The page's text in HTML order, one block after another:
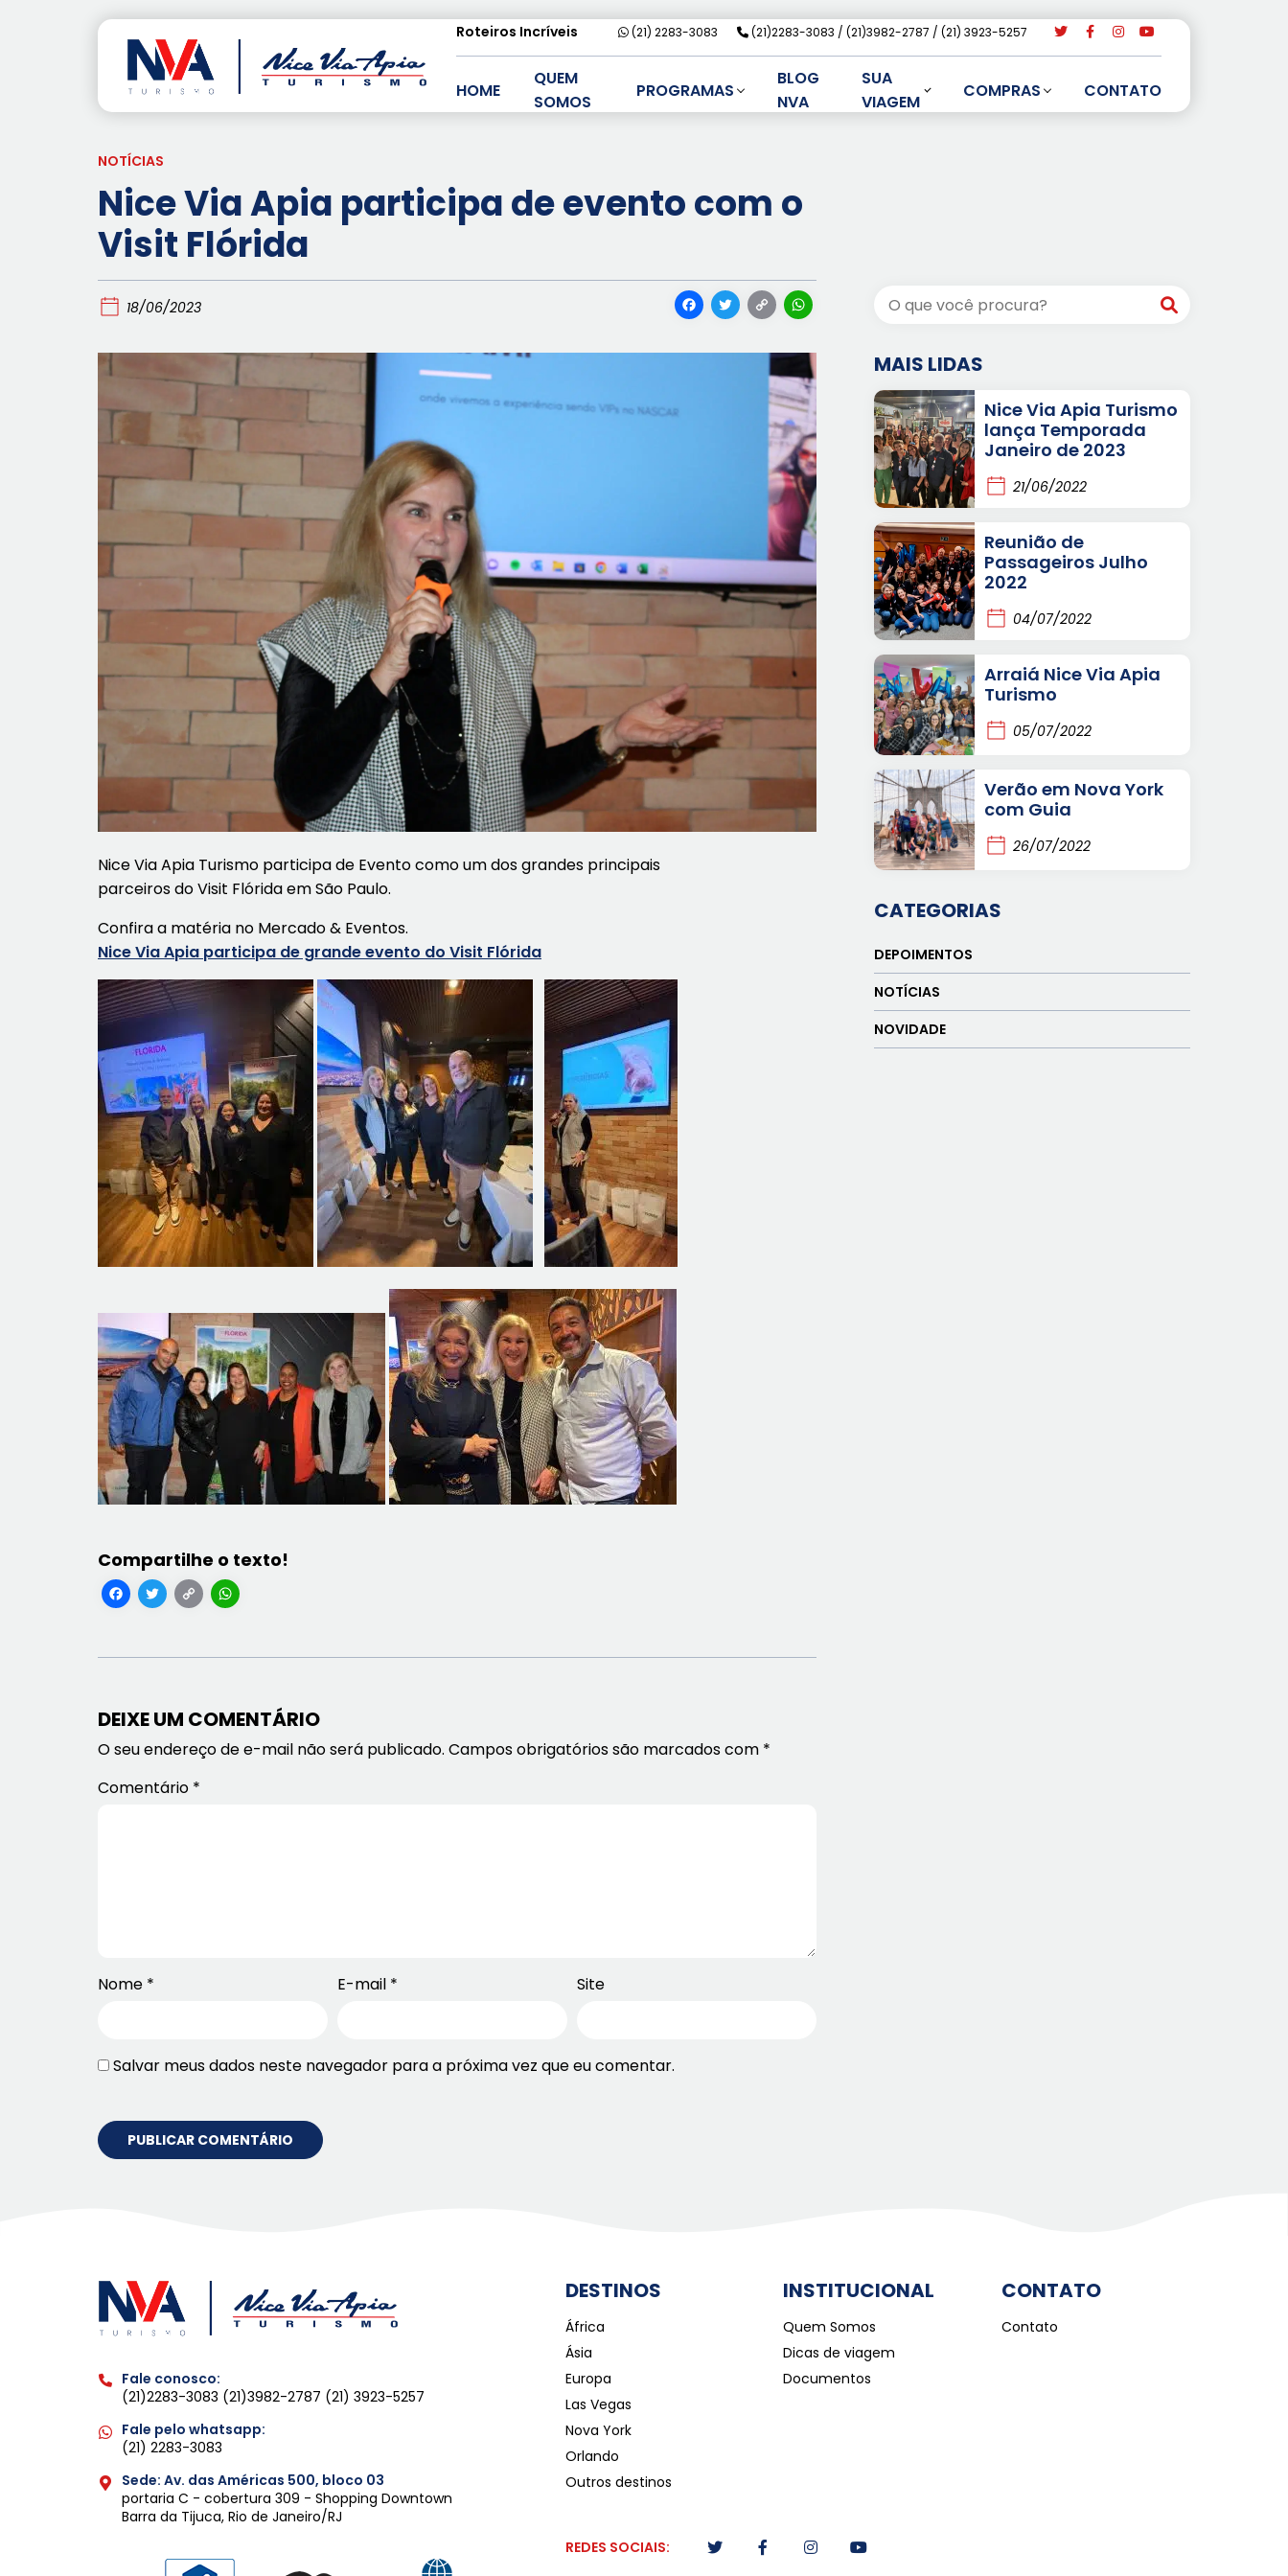
Roteiros Incríveis (21) 2283-3083 (21)2283-3083 (21)3982-2787 (21) 3923-5257
HOME
QUEM
SOMOS
PROGRAMAS
BLOG
NVA
SUA
VIAGEM
COMPRAS CONTATO
NOTÍCIAS
Nice Via Apia participa de evento com o
Visit Flórida
18/06/2023 Facebook
Twitter
Copy
Link
WhatsApp
Nice Via Apia Turismo participa de Evento como um dos grandes principais
parceiros do Visit Flórida em São Paulo.
Confira a matéria no Mercado & Eventos.
Nice Via Apia participa de grande evento do Visit Flórida
Facebook
Twitter
Copy
DEIXE UM COMENTÁRIO
O seu endereço de e-mail não será publicado. Campos obrigatórios são marcados com *
Comentário *
Nome * E-mail * Site
Salvar meus dados neste navegador para a próxima vez que eu comentar.
MAIS LIDAS
Nice Via Apia Turismo
lança Temporada
Janeiro de 2023
21/06/2022
Reunião de
Passageiros Julho
2022
04/07/2022
Arraiá Nice Via Apia
Turismo
05/07/2022
Verão em Nova York
com Guia
26/07/2022
CATEGORIAS
DEPOIMENTOS
NOTÍCIAS
NOVIDADE
Fale conosco:
(21)2283-3083 (21)3982-2787 (21) 3923-5257
Fale pelo whatsapp:
(21) 2283-3083
Sede: Av. das Américas 500, bloco 03
portaria C - cobertura 309 - Shopping Downtown
Barra da Tijuca, Rio de Janeiro/RJ
DESTINOS
África
Ásia
Europa
Las Vegas
Nova York
Orlando
Outros destinos
INSTITUCIONAL
Quem Somos
Dicas de viagem
Documentos
CONTATO
Contato
REDES SOCIAIS: